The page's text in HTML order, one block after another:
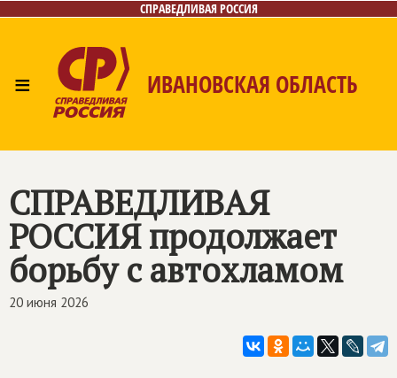
СПРАВЕДЛИВАЯ РОССИЯ
≡ ИВАНОВСКАЯ ОБЛАСТЬ
Контакты
СПРАВЕДЛИВАЯ
РОССИЯпродолжает
борьбу с автохламом
20 июня 2026